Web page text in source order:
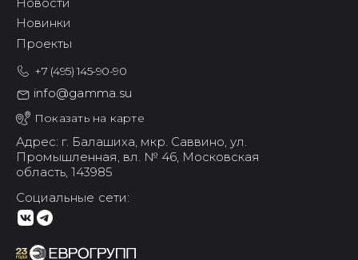
Новинки
Проекты
+7 (495) 145-90-90
info@gamma.su
Показать на карте
Адрес: г. Балашиха, мкр. Саввино, ул.
Промышленная, вл. № 46, Московская
область, 143985
Социальные сети: